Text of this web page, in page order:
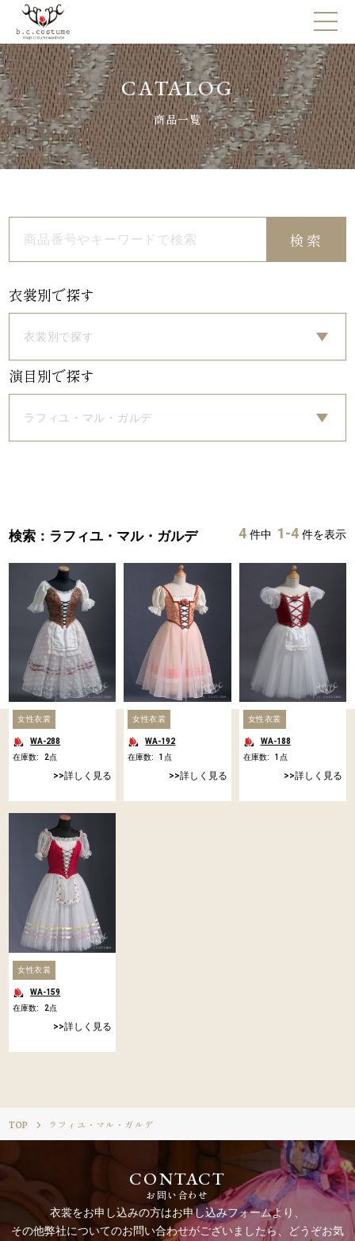
CATALOG
商品一覧
検索
衣裳別で探す
衣裳別で探す
演目別で探す
ラフィユ・マル・ガルデ
検索：ラフィユ・マル・ガルデ 4 件中 1-4 件を表示
女性衣裳
WA-288
在庫数:
2点
詳しく見る
女性衣裳
WA-192
在庫数:
1 点
詳しく見る
女性衣裳
WA-188
在庫数:
1 点
詳しく見る
女性衣裳
WA-159
在庫数:
2点
詳しく見る
TOP ラフィユ・マル・ガルデ
CONTACT
お問い合わせ
衣裳をお申し込みの方はお申し込みフォームより、
その他弊社についてのお問い合わせがございましたら、どうぞお気